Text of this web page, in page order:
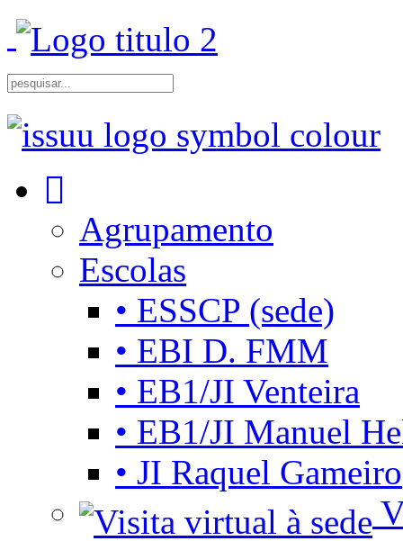
Agrupamento
Escolas
• ESSCP (sede)
• EBI D. FMM
• EB1/JI Venteira
• EB1/JI Manuel
• JI Raquel Gameiro